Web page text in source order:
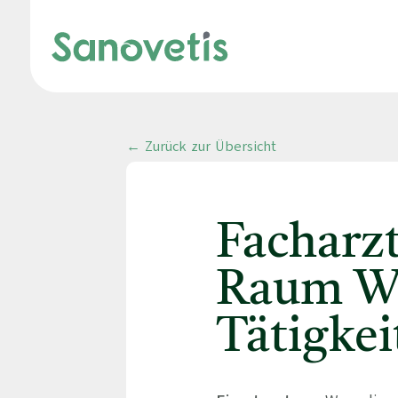
← Zurück zur Übersicht
Raum